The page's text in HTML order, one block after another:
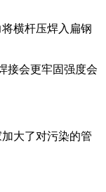
横杆压焊入扁钢
接会更牢固强度会
大了对污染的管